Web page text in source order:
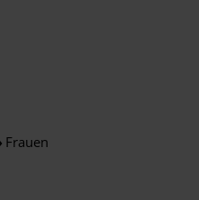
Frauen